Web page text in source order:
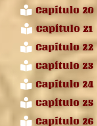
Capítulo 20
Capítulo 21
Capítulo 22
Capítulo 23
Capítulo 24
Capítulo 25
Capítulo 26